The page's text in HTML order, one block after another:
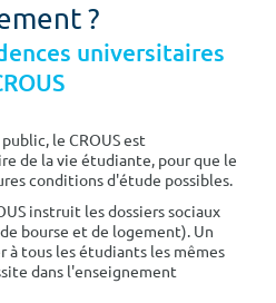
?
universitaires
le CROUS est
de la vie étudiante, pour que le
conditions d'étude possibles.
instruit les dossiers sociaux
bourse et de logement). Un
à tous les étudiants les mêmes
dans l'enseignement